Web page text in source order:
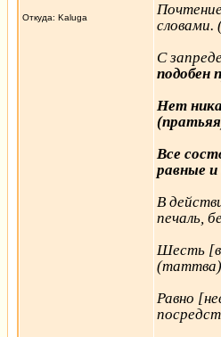
Откуда: Kaluga
словами.
С
подобен
Нет
Все
равные
В
печаль,
Шесть
Равно